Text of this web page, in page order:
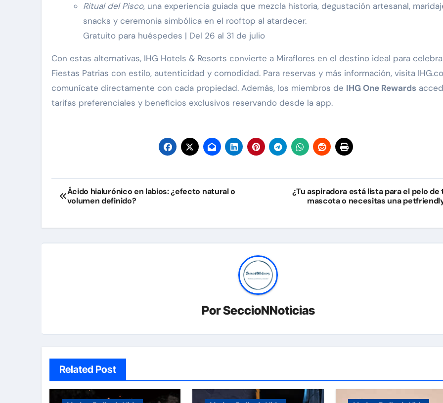
Ritual del Pisco, una experiencia guiada que mezcla historia, degustación artesanal,
snacks y ceremonia simbólica en el rooftop al atardecer.
Gratuito para huéspedes | Del 26 al 31 de julio
Con estas alternativas, IHG Hotels & Resorts convierte a Miraflores en el destino ideal para
Fiestas Patrias con estilo, autenticidad y comodidad. Para reservas y más información, visita
comunícate directamente con cada propiedad. Además, los miembros de IHG One Rewards
tarifas preferenciales y beneficios exclusivos reservando desde la app.
Navegación
de
entradas
Ácido hialurónico en labios: ¿efecto natural o
volumen definido?
¿Tu aspiradora está lista para el pelo de
mascota o necesitas una
PorSeccioNNoticias
Related Post